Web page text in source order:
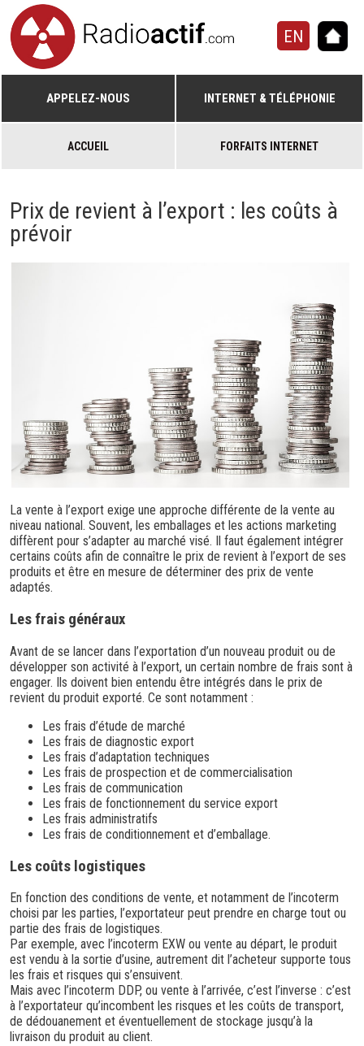
EN
APPELEZ-NOUS INTERNET & TÉLÉPHONIE
ACCUEIL FORFAITS INTERNET
Prix de revient à l’export : les coûts à
prévoir
La vente à l’export exige une approche différente de la vente au
niveau national. Souvent, les emballages et les actions marketing
diffèrent pour s’adapter au marché visé. Il faut également intégrer
certains coûts afin de connaître le prix de revient à l’export de ses
produits et être en mesure de déterminer des prix de vente
adaptés.
Les frais généraux
Avant de se lancer dans l’exportation d’un nouveau produit ou de
développer son activité à l’export, un certain nombre de frais sont à
engager. Ils doivent bien entendu être intégrés dans le prix de
revient du produit exporté. Ce sont notamment :
Les frais d’étude de marché
Les frais de diagnostic export
Les frais d’adaptation techniques
Les frais de prospection et de commercialisation
Les frais de communication
Les frais de fonctionnement du service export
Les frais administratifs
Les frais de conditionnement et d’emballage.
Les coûts logistiques
En fonction des conditions de vente, et notamment de l’incoterm
choisi par les parties, l’exportateur peut prendre en charge tout ou
partie des frais de logistiques.
Par exemple, avec l’incoterm EXW ou vente au départ, le produit
est vendu à la sortie d’usine, autrement dit l’acheteur supporte tous
les frais et risques qui s’ensuivent.
Mais avec l’incoterm DDP, ou vente à l’arrivée, c’est l’inverse : c’est
à l’exportateur qu’incombent les risques et les coûts de transport,
de dédouanement et éventuellement de stockage jusqu’à la
livraison du produit au client.